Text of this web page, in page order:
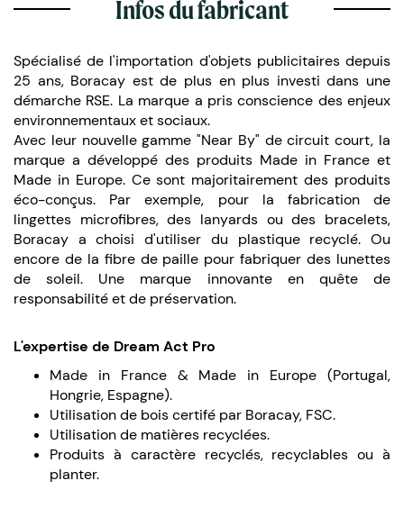
Infos du fabricant
Spécialisé de l'importation d'objets publicitaires depuis
25 ans, Boracay est de plus en plus investi dans une
démarche RSE. La marque a pris conscience des enjeux
environnementaux et sociaux.
Avec leur nouvelle gamme "Near By" de circuit court, la
marque a développé des produits Made in France et
Made in Europe. Ce sont majoritairement des produits
éco-conçus. Par exemple, pour la fabrication de
lingettes microfibres, des lanyards ou des bracelets,
Boracay a choisi d'utiliser du plastique recyclé. Ou
encore de la fibre de paille pour fabriquer des lunettes
de soleil. Une marque innovante en quête de
responsabilité et de préservation.
L'expertise de Dream Act Pro
Made in France & Made in Europe (Portugal,
Hongrie, Espagne).
Utilisation de bois certifé par Boracay, FSC.
Utilisation de matières recyclées.
Produits à caractère recyclés, recyclables ou à
planter.